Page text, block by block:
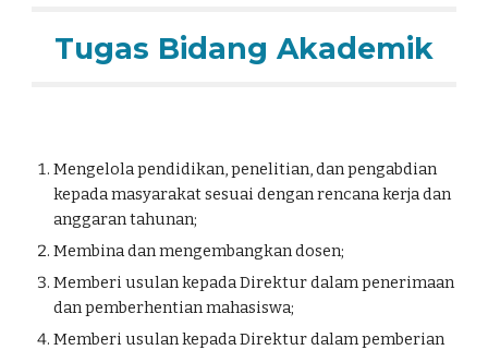
Tugas Bidang Akademik
Mengelola pendidikan, penelitian, dan pengabdian
kepada masyarakat sesuai dengan rencana kerja dan
anggaran tahunan;
Membina dan mengembangkan dosen;
Memberi usulan kepada Direktur dalam penerimaan
dan pemberhentian mahasiswa;
Memberi usulan kepada Direktur dalam pemberian